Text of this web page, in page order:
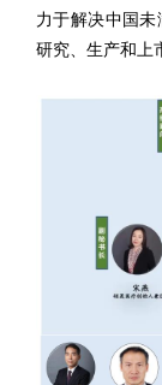
力于解决中国
研究、生产和上